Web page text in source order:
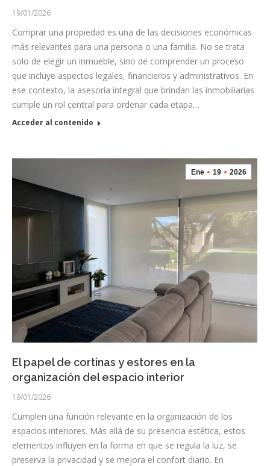
19/01/2026
Comprar una propiedad es una de las decisiones económicas
más relevantes para una persona o una familia. No se trata
solo de elegir un inmueble, sino de comprender un proceso
que incluye aspectos legales, financieros y administrativos. En
ese contexto, la asesoría integral que brindan las inmobiliarias
cumple un rol central para ordenar cada etapa…
Acceder al contenido
Ene 19 2026
El papel de cortinas y estores en la
organización del espacio interior
19/01/2026
Cumplen una función relevante en la organización de los
espacios interiores. Más allá de su presencia estética, estos
elementos influyen en la forma en que se regula la luz, se
preserva la privacidad y se mejora el confort diario. En